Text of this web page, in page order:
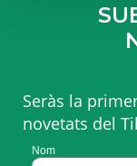
Seràs la
novetats del